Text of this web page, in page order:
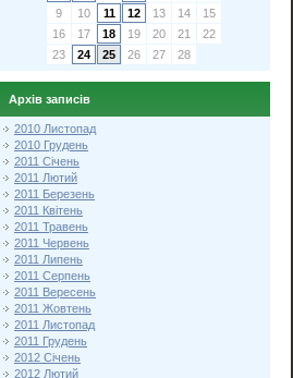
9
10 11 12 13 14
15
16
17 18 19 20 21
22
23
24 25 26 27 28
Архів записів
2010 Листопад
2010 Грудень
2011 Січень
2011 Лютий
2011 Березень
2011 Квітень
2011 Травень
2011 Червень
2011 Липень
2011 Серпень
2011 Вересень
2011 Жовтень
2011 Листопад
2011 Грудень
2012 Січень
2012 Лютий